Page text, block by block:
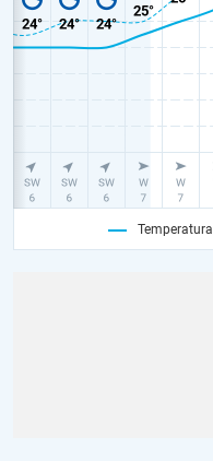
Temperatura